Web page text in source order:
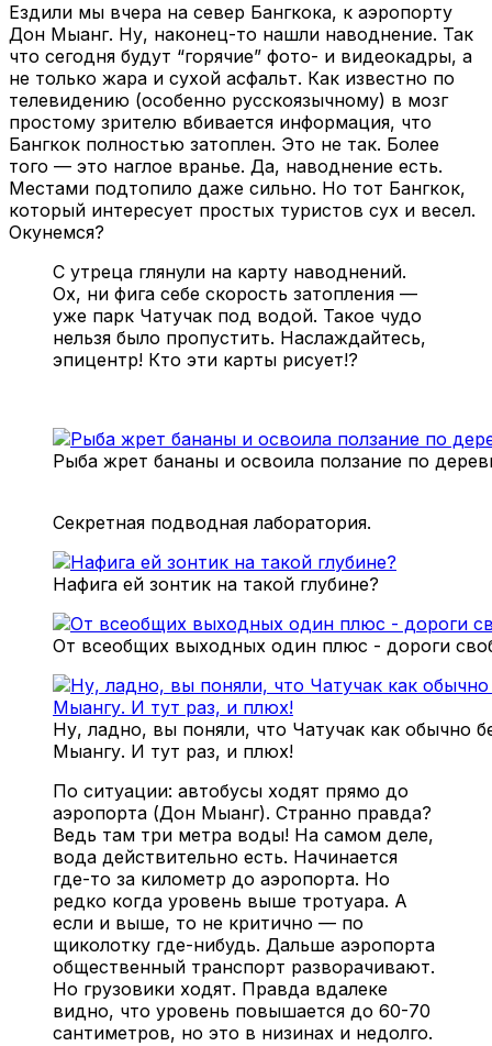
Ездили мы вчера на север Бангкока, к аэропорту
Дон Мыанг. Ну, наконец-то нашли наводнение. Так
что сегодня будут “горячие” фото- и видеокадры, а
не только жара и сухой асфальт. Как известно по
телевидению (особенно русскоязычному) в мозг
простому зрителю вбивается информация, что
Бангкок полностью затоплен. Это не так. Более
того — это наглое вранье. Да, наводнение есть.
Местами подтопило даже сильно. Но тот Бангкок,
который интересует простых туристов сух и весел.
Окунемся?
С утреца глянули на карту наводнений.
Ох, ни фига себе скорость затопления —
уже парк Чатучак под водой. Такое чудо
нельзя было пропустить. Наслаждайтесь,
эпицентр! Кто эти карты рисует!?
Рыба жрет бананы и освоила ползание по
Секретная подводная лаборатория.
Нафига ей зонтик на такой глубине?
От всеобщих выходных один плюс - дороги
Ну, ладно, вы поняли, что Чатучак как обычно
Мыангу. И тут раз, и плюх!
По ситуации: автобусы ходят прямо до
аэропорта (Дон Мыанг). Странно правда?
Ведь там три метра воды! На самом деле,
вода действительно есть. Начинается
где-то за километр до аэропорта. Но
редко когда уровень выше тротуара. А
если и выше, то не критично — по
щиколотку где-нибудь. Дальше аэропорта
общественный транспорт разворачивают.
Но грузовики ходят. Правда вдалеке
видно, что уровень повышается до 60-70
сантиметров, но это в низинах и недолго.